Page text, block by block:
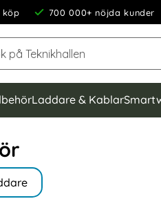
köp 700 000+ nöjda kunder
Laddare & Kablar